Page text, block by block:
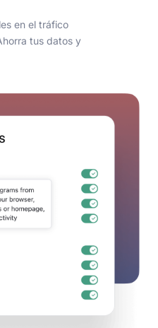
en el tráfico
tus datos y